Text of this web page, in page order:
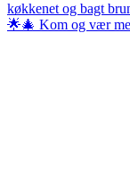
🌟🎄 Kom og vær